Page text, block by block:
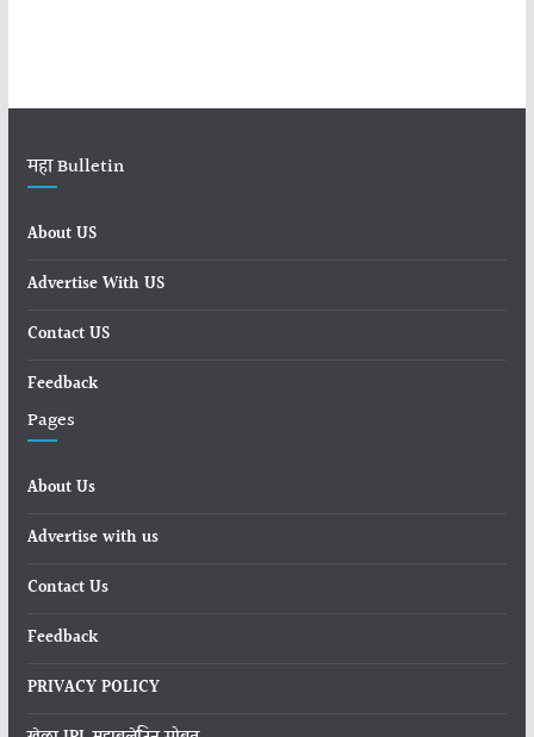
महा Bulletin
About US
Advertise With US
Contact US
Feedback
Pages
About Us
Advertise with us
Contact Us
Feedback
PRIVACY POLICY